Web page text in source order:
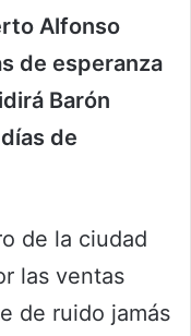
Alfonso
de esperanza
Barón
de
de la ciudad
las ventas
de ruido jamás